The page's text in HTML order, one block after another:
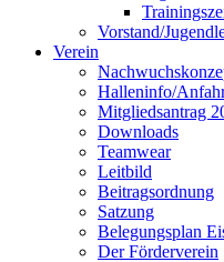
Vorstand/
Verein
Halleninfo/
Mitgliedsantrag
Downloads
Teamwear
Leitbild
Beitragsordnung
Satzung
Belegungsplan
Der Förderverein